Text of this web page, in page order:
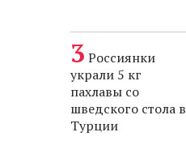
Россиянки
украли 5 кг
пахлавы со
шведского стола в
Турции